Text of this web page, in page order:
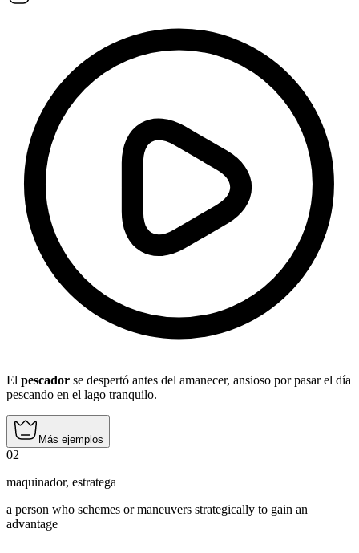
El pescador se despertó antes del amanecer, ansioso por pasar el día
pescando en el lago tranquilo.
Más ejemplos
02
maquinador, estratega
a person who schemes or maneuvers strategically to gain an
advantage